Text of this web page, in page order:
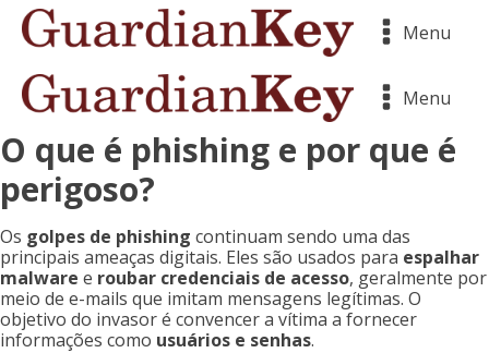
Menu
Menu
O que é phishing e por que é
perigoso?
Os golpes de phishing continuam sendo uma das
principais ameaças digitais. Eles são usados para espalhar
malware e roubar credenciais de acesso, geralmente por
meio de e-mails que imitam mensagens legítimas. O
objetivo do invasor é convencer a vítima a fornecer
informações como usuários e senhas.